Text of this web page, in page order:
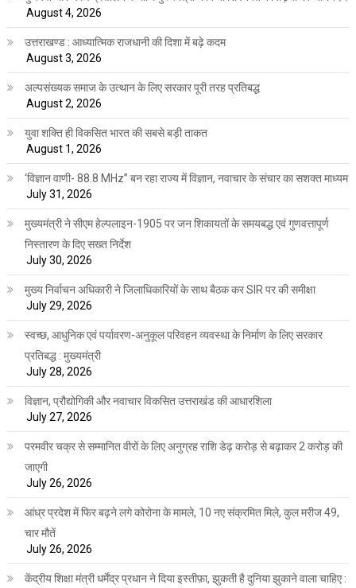
August 4, 2026
उत्तराखण्ड : आध्यात्मिक राजधानी की दिशा में बढ़े कदम
August 3, 2026
अल्पसंख्यक समाज के उत्थान के लिए सरकार पूरी तरह प्रतिबद्ध
August 2, 2026
युवा शक्ति ही विकसित भारत की सबसे बड़ी ताकत
August 1, 2026
‘विज्ञान वाणी- 88.8 MHz” बन रहा राज्य में विज्ञान, नवाचार के संचार का सशक्त माध्यम
July 31, 2026
मुख्यमंत्री ने सीएम हेल्पलाइन-1905 पर जन शिकायतों के समयबद्ध एवं गुणवत्तापूर्ण
निस्तारण के दिए सख्त निर्देश
July 30, 2026
मुख्य निर्वाचन अधिकारी ने जिलाधिकारियों के साथ बैठक कर SIR पर की समीक्षा
July 29, 2026
स्वच्छ, आधुनिक एवं पर्यावरण-अनुकूल परिवहन व्यवस्था के निर्माण के लिए सरकार
प्रतिबद्ध : मुख्यमंत्री
July 28, 2026
विज्ञान, प्रौद्योगिकी और नवाचार विकसित उत्तराखंड की आधारशिला
July 27, 2026
परमवीर चक्र से सम्मानित वीरों के लिए अनुग्रह राशि डेढ़ करोड़ से बढ़ाकर 2 करोड़ की
जाएगी
July 26, 2026
आंध्र प्रदेश में फिर बढ़ने लगे कोरोना के मामले, 10 नए संक्रमित मिले, कुल मरीज 49,
चार मौतें
July 26, 2026
केंद्रीय शिक्षा मंत्री धर्मेंद्र प्रधान ने दिया इस्तीफ़ा, झुकती है दुनिया झुकाने वाला चाहिए :